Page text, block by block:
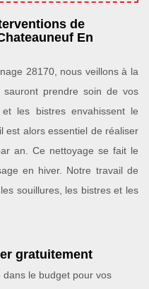
de
En
28170, nous veillons à la
prendre soin de vos
les bistres envahissent le
est alors essentiel de réaliser
an. Ce nettoyage se fait le
en hiver. Notre travail de
souillures, les bistres et les
gratuitement
le budget pour vos